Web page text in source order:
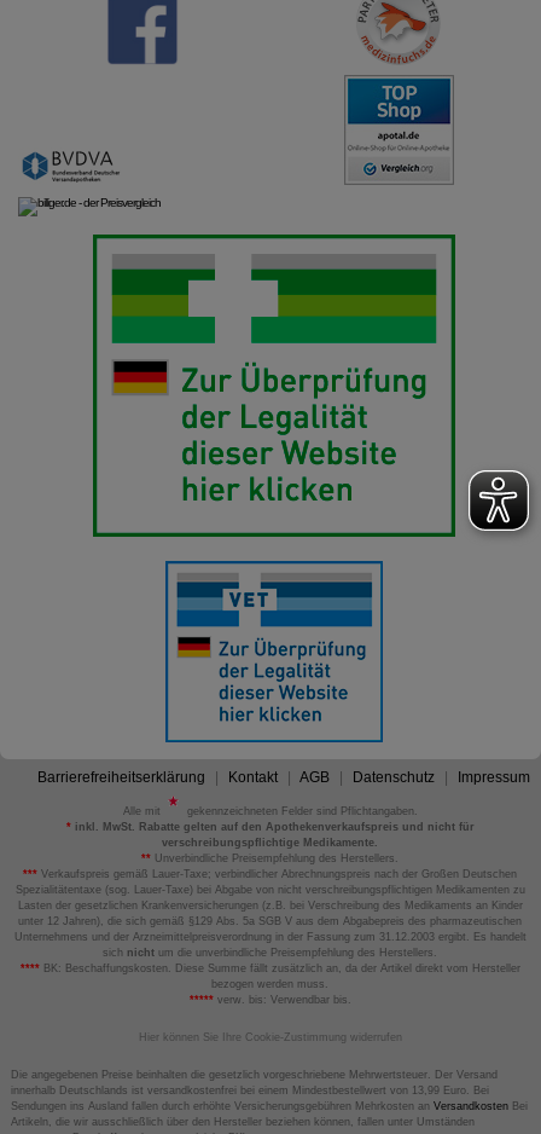
Barrierefreiheitserklärung Kontakt AGB Datenschutz Impressum
Alle mit
gekennzeichneten Felder sind Pflichtangaben.
*inkl. MwSt. Rabatte gelten auf den Apothekenverkaufspreis und nicht für
verschreibungspflichtige Medikamente.
** Unverbindliche Preisempfehlung des Herstellers.
*** Verkaufspreis gemäß Lauer-Taxe; verbindlicher Abrechnungspreis nach der Großen Deutschen
Spezialitätentaxe (sog. Lauer-Taxe) bei Abgabe von nicht verschreibungspflichtigen Medikamenten zu
Lasten der gesetzlichen Krankenversicherungen (z.B. bei Verschreibung des Medikaments an Kinder
unter 12 Jahren), die sich gemäß §129 Abs. 5a SGB V aus dem Abgabepreis des pharmazeutischen
Unternehmens und der Arzneimittelpreisverordnung in der Fassung zum 31.12.2003 ergibt. Es handelt
sich nicht um die unverbindliche Preisempfehlung des Herstellers.
****BK: Beschaffungskosten. Diese Summe fällt zusätzlich an, da der Artikel direkt vom Hersteller
bezogen werden muss.
*****verw. bis: Verwendbar bis.
Hier können Sie Ihre Cookie-Zustimmung widerrufen
Die angegebenen Preise beinhalten die gesetzlich vorgeschriebene Mehrwertsteuer. Der Versand
innerhalb Deutschlands ist versandkostenfrei bei einem Mindestbestellwert von 13,99 Euro. Bei
Sendungen ins Ausland fallen durch erhöhte Versicherungsgebühren Mehrkosten an VersandkostenBei
Artikeln, die wir ausschließlich über den Hersteller beziehen können, fallen unter Umständen